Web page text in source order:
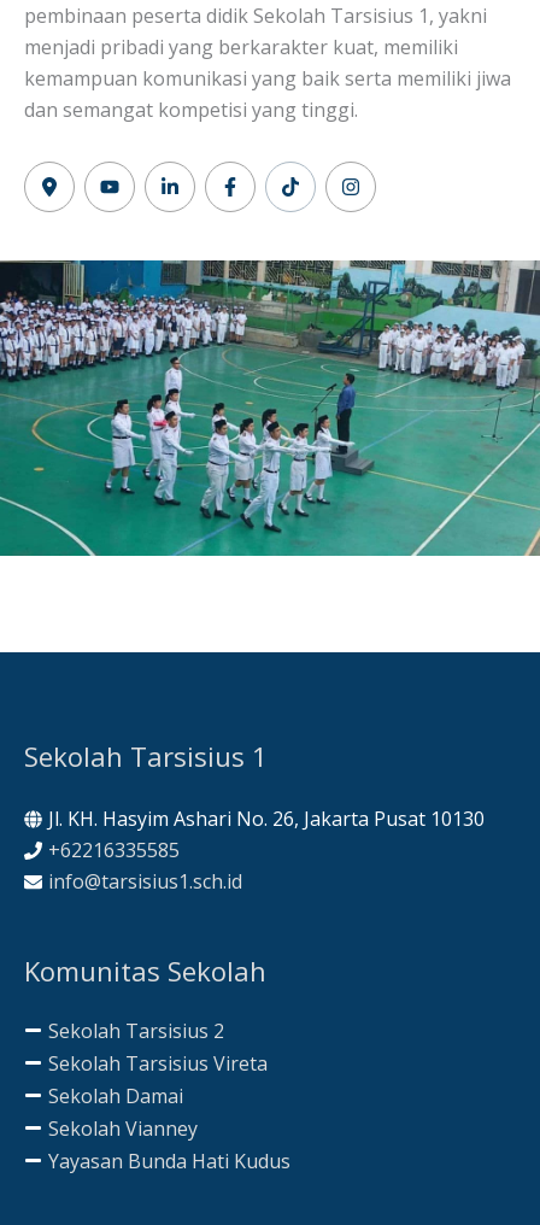
pembinaan peserta didik Sekolah Tarsisius 1, yakni
menjadi pribadi yang berkarakter kuat, memiliki
kemampuan komunikasi yang baik serta memiliki jiwa
dan semangat kompetisi yang tinggi.
Sekolah Tarsisius 1
Jl. KH. Hasyim Ashari No. 26, Jakarta Pusat 10130
+62216335585
info@tarsisius1.sch.id
Komunitas Sekolah
Sekolah Tarsisius 2
Sekolah Tarsisius Vireta
Sekolah Damai
Sekolah Vianney
Yayasan Bunda Hati Kudus